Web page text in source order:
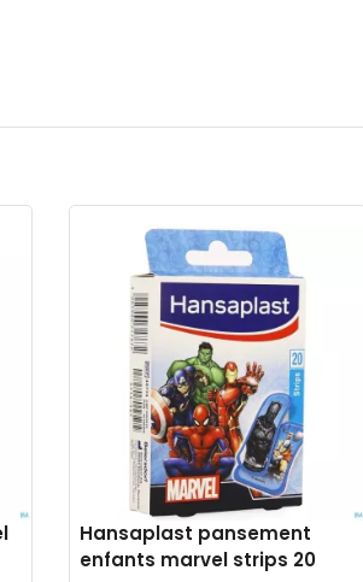
Hansaplast pansement
enfants marvel strips 20